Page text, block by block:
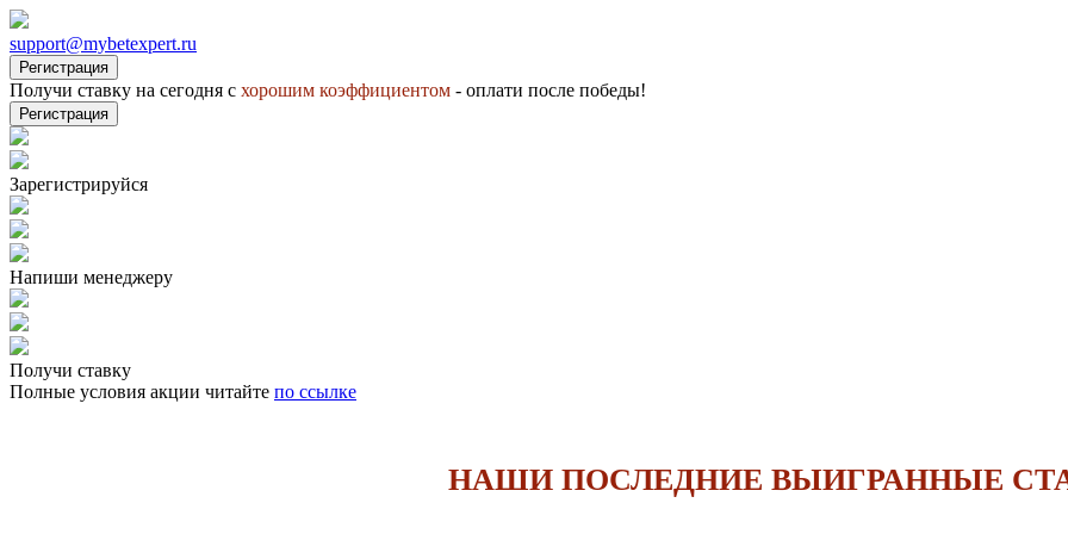
support@mybetexpert.ru
Регистрация
Получи ставку на сегодня с хорошим коэффициентом - оплати после победы!
Регистрация
Зарегистрируйся
Напиши менеджеру
Получи ставку
Полные условия акции читайте по ссылке
НАШИ ПОСЛЕДНИЕ ВЫИГРАННЫЕ